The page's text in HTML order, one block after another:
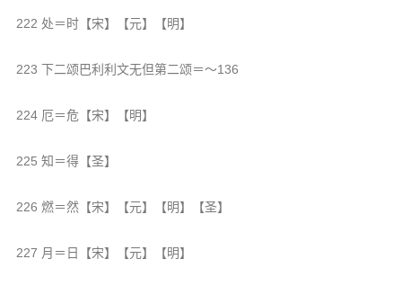
222 处＝时【宋】【元】【明】
223 下二颂巴利利文无但第二颂＝～136
224 厄＝危【宋】【明】
225 知＝得【圣】
226 燃＝然【宋】【元】【明】【圣】
227 月＝日【宋】【元】【明】